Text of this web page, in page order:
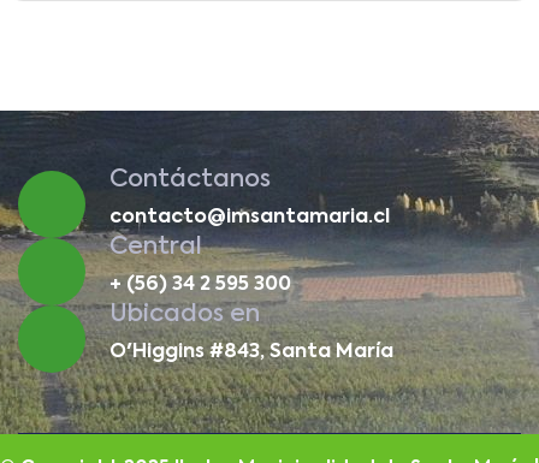
Contáctanos
contacto@imsantamaria.cl
Central
+ (56) 34 2 595 300
Ubicados en
O'Higgins #843, Santa María